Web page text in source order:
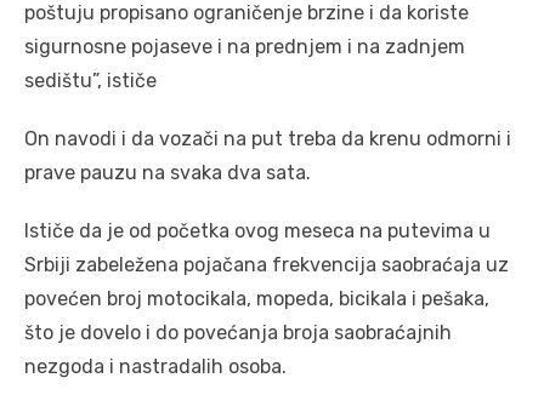
poštuju propisano ograničenje brzine i da koriste
sigurnosne pojaseve i na prednjem i na zadnjem
sedištu”, ističe
On navodi i da vozači na put treba da krenu odmorni i
prave pauzu na svaka dva sata.
Ističe da je od početka ovog meseca na putevima u
Srbiji zabeležena pojačana frekvencija saobraćaja uz
povećen broj motocikala, mopeda, bicikala i pešaka,
što je dovelo i do povećanja broja saobraćajnih
nezgoda i nastradalih osoba.